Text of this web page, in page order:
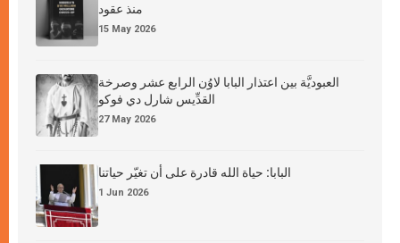
منذ عقود
15 May 2026
العبوديَّة بين اعتذار البابا لاوُن الرابع عشر وصرخة
القدِّيس شارل دي فوكو
27 May 2026
البابا: حياة الله قادرة على أن تغيّر حياتنا
1 Jun 2026